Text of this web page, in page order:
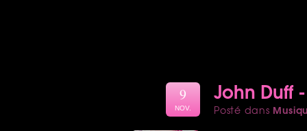
John Duff
Posté dans
9
NOV.